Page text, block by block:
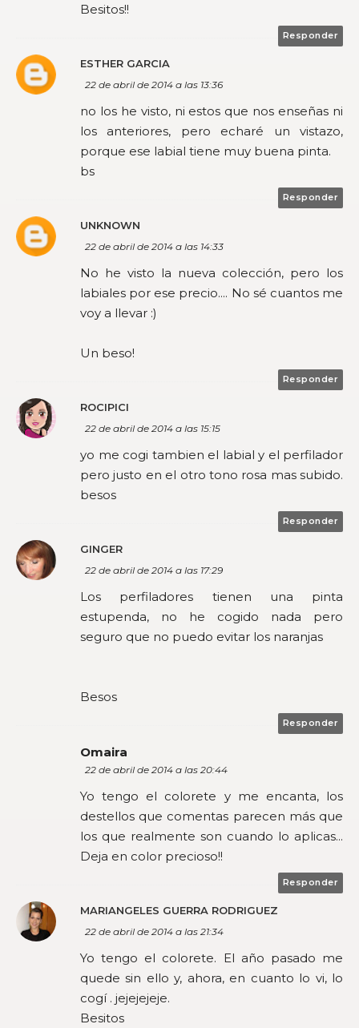
Besitos!!
Responder
ESTHER GARCIA
22 de abril de 2014 a las 13:36
no los he visto, ni estos que nos enseñas ni
los anteriores, pero echaré un vistazo,
porque ese labial tiene muy buena pinta.
bs
Responder
UNKNOWN
22 de abril de 2014 a las 14:33
No he visto la nueva colección, pero los
labiales por ese precio.... No sé cuantos me
voy a llevar :)
Un beso!
Responder
ROCIPICI
22 de abril de 2014 a las 15:15
yo me cogi tambien el labial y el perfilador
pero justo en el otro tono rosa mas subido.
besos
Responder
GINGER
22 de abril de 2014 a las 17:29
Los perfiladores tienen una pinta
estupenda, no he cogido nada pero
seguro que no puedo evitar los naranjas
Besos
Responder
Omaira
22 de abril de 2014 a las 20:44
Yo tengo el colorete y me encanta, los
destellos que comentas parecen más que
los que realmente son cuando lo aplicas...
Deja en color precioso!!
Responder
MARIANGELES GUERRA RODRIGUEZ
22 de abril de 2014 a las 21:34
Yo tengo el colorete. El año pasado me
quede sin ello y, ahora, en cuanto lo vi, lo
cogí . jejejejeje.
Besitos